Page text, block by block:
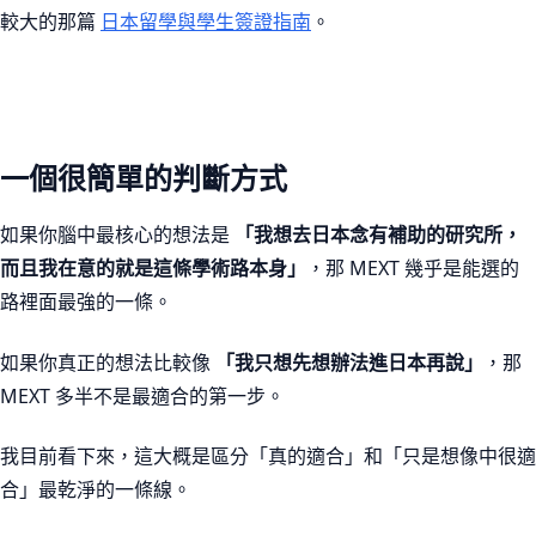
較大的那篇 日本留學與學生簽證指南 。
一個很簡單的判斷方式
如果你腦中最核心的想法是
「我想去日本念有補助的研究所，
而且我在意的就是這條學術路本身」
，那 MEXT 幾乎是能選的
路裡面最強的一條。
如果你真正的想法比較像 「我只想先想辦法進日本再說」
，那
MEXT 多半不是最適合的第一步。
我目前看下來，這大概是區分「真的適合」和「只是想像中很適
合」最乾淨的一條線。